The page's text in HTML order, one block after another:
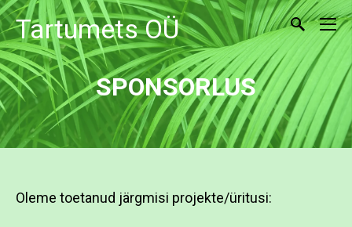
Tartumets OÜ
SPONSORLUS
Oleme toetanud järgmisi projekte/üritusi: